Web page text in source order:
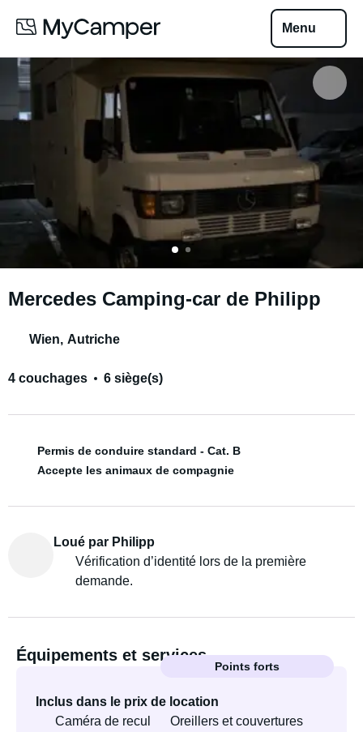
Menu
Mercedes Camping-car de Philipp
Wien, Autriche
4 couchages 6 siège(s)
Permis de conduire standard - Cat. B
Accepte les animaux de compagnie
Loué par Philipp
Vérification d’identité lors de la première
demande.
Équipements et services
Points forts
Inclus dans le prix de location
Caméra de recul
Oreillers et couvertures